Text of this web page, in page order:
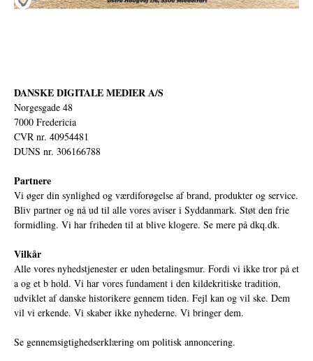
DANSKE DIGITALE MEDIER A/S
Norgesgade 48
7000 Fredericia
CVR nr. 40954481
DUNS nr. 306166788
Partnere
Vi øger din synlighed og værdiforøgelse af brand, produkter og service.
Bliv partner og nå ud til alle vores aviser i Syddanmark. Støt den frie
formidling. Vi har friheden til at blive klogere. Se mere på dkq.dk.
Vilkår
Alle vores nyhedstjenester er uden betalingsmur. Fordi vi ikke tror på et
a og et b hold. Vi har vores fundament i den kildekritiske tradition,
udviklet af danske historikere gennem tiden. Fejl kan og vil ske. Dem
vil vi erkende. Vi skaber ikke nyhederne. Vi bringer dem.
Se gennemsigtighedserklæring om politisk annoncering.